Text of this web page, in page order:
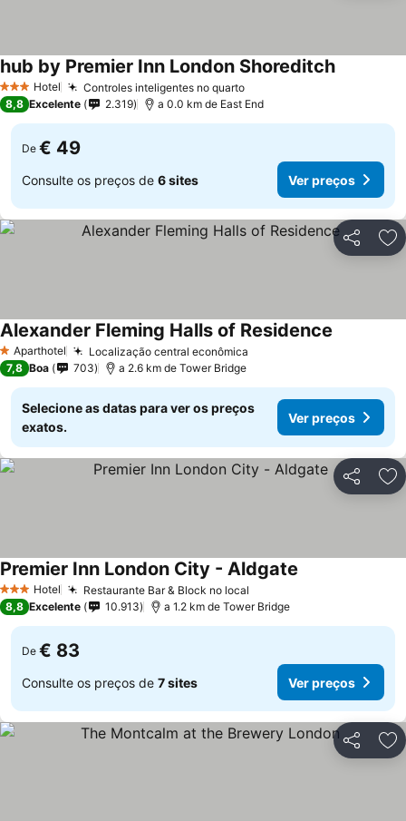
3 EstrelasHotel Controles inteligentes no quartoVer preços
hub by Premier Inn London ShoreditchVer
8,8 Excelente 2.319 a 0.0 km de East End
De € 49
Consulte os preços de 6 sites Ver preços
Partilhar
1 Estrelas
Aparthotel Localização central econômica
Alexander Fleming Halls of Residence
7,8 Boa 703 a 2.6 km de Tower Bridge
Selecione as datas para ver os preços
exatos.
Ver preços
Partilhar
3 EstrelasHotel Restaurante Bar & Block no local
Premier Inn London City - Aldgate
8,8 Excelente 10.913 a 1.2 km de Tower Bridge
De € 83
Consulte os preços de 7 sites Ver preços
Partilhar